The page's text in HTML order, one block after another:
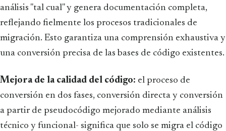
análisis "tal cual" y genera documentación completa,
reflejando fielmente los procesos tradicionales de
migración. Esto garantiza una comprensión exhaustiva y
una conversión precisa de las bases de código existentes.
Mejora de la calidad del código: el proceso de
conversión en dos fases, conversión directa y conversión
a partir de pseudocódigo mejorado mediante análisis
técnico y funcional- significa que solo se migra el código